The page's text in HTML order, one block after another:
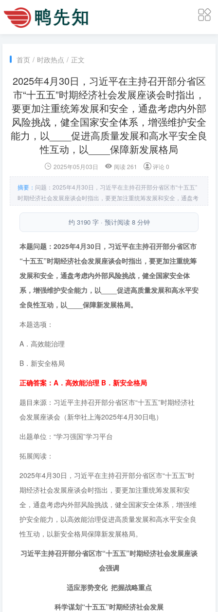
首页 / 时政热点 / 正文
2025年4月30日，习近平在主持召开部分省区
市“十五五”时期经济社会发展座谈会时指出，
要更加注重统筹发展和安全，通盘考虑内外部
风险挑战，健全国家安全体系，增强维护安全
能力，以____促进高质量发展和高水平安全良
性互动，以____保障新发展格局
2025年05月03日 阅读 261 评论 0
摘要： 问题：2025年4月30日，习近平在主持召开部分省区市“十五五”
时期经济社会发展座谈会时指出，要更加注重统筹发展和安全，通盘考
虑内外部风险挑战，健全国家安全体系，增强维护安全能力，以____促
进高质量发展和高水平安全良性互动，以____保障新发展格局。答案：
A．高效能治理 B．新安全格局。
约 3190 字 · 预计阅读 8 分钟
本题问题：2025年4月30日，习近平在主持召开部分省区市
“十五五”时期经济社会发展座谈会时指出，要更加注重统筹
发展和安全，通盘考虑内外部风险挑战，健全国家安全体
系，增强维护安全能力，以____促进高质量发展和高水平安
全良性互动，以____保障新发展格局。
本题选项：
A．高效能治理
B．新安全格局
正确答案：A．高效能治理 B．新安全格局
题目来源：习近平主持召开部分省区市“十五五”时期经济社
会发展座谈会（新华社上海2025年4月30日电）
出题单位：“学习强国”学习平台
拓展阅读：
2025年4月30日，习近平在主持召开部分省区市“十五五”时
期经济社会发展座谈会时指出，要更加注重统筹发展和安
全，通盘考虑内外部风险挑战，健全国家安全体系，增强维
护安全能力，以高效能治理促进高质量发展和高水平安全良
性互动，以新安全格局保障新发展格局。
习近平主持召开部分省区市“十五五”时期经济社会发展座谈
会强调
适应形势变化 把握战略重点
科学谋划“十五五”时期经济社会发展